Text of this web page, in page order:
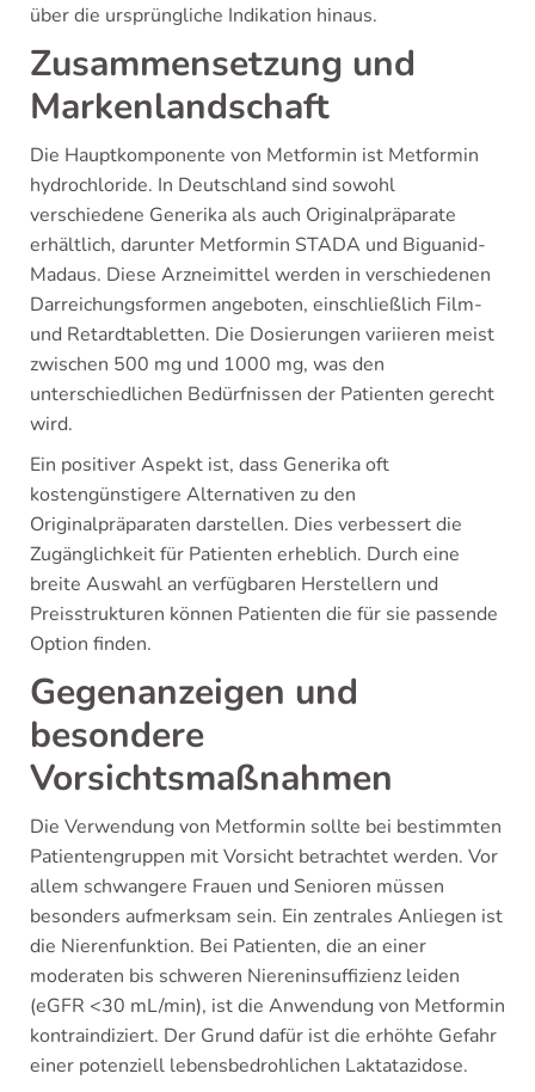
über die ursprüngliche Indikation hinaus.
Zusammensetzung und
Markenlandschaft
Die Hauptkomponente von Metformin ist Metformin
hydrochloride. In Deutschland sind sowohl
verschiedene Generika als auch Originalpräparate
erhältlich, darunter Metformin STADA und Biguanid-
Madaus. Diese Arzneimittel werden in verschiedenen
Darreichungsformen angeboten, einschließlich Film-
und Retardtabletten. Die Dosierungen variieren meist
zwischen 500 mg und 1000 mg, was den
unterschiedlichen Bedürfnissen der Patienten gerecht
wird.
Ein positiver Aspekt ist, dass Generika oft
kostengünstigere Alternativen zu den
Originalpräparaten darstellen. Dies verbessert die
Zugänglichkeit für Patienten erheblich. Durch eine
breite Auswahl an verfügbaren Herstellern und
Preisstrukturen können Patienten die für sie passende
Option finden.
Gegenanzeigen und
besondere
Vorsichtsmaßnahmen
Die Verwendung von Metformin sollte bei bestimmten
Patientengruppen mit Vorsicht betrachtet werden. Vor
allem schwangere Frauen und Senioren müssen
besonders aufmerksam sein. Ein zentrales Anliegen ist
die Nierenfunktion. Bei Patienten, die an einer
moderaten bis schweren Niereninsuffizienz leiden
(eGFR <30 mL/min), ist die Anwendung von Metformin
kontraindiziert. Der Grund dafür ist die erhöhte Gefahr
einer potenziell lebensbedrohlichen Laktatazidose.